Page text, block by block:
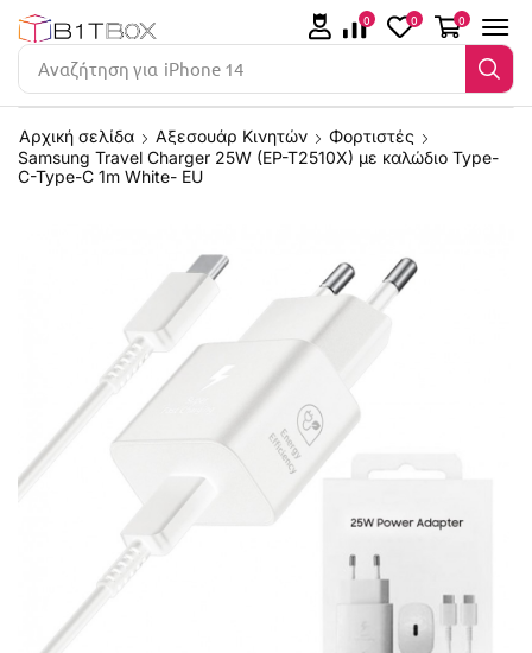
Αναζήτηση για iPhone 14
0 0 0
Αρχική σελίδα Αξεσουάρ Κινητών
Φορτιστές
Samsung Travel Charger 25W (EP-T2510X) με καλώδιο Type-
C-Type-C 1m White- EU